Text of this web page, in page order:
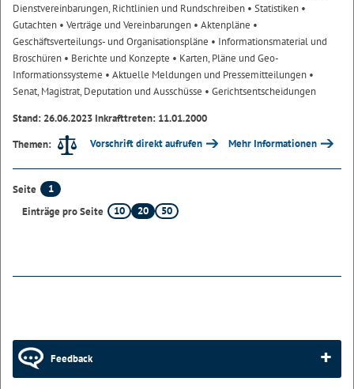
Dienstvereinbarungen, Richtlinien und Rundschreiben • Statistiken •
Gutachten • Verträge und Vereinbarungen • Aktenpläne •
Geschäftsverteilungs- und Organisationspläne • Informationsmaterial und
Broschüren • Berichte und Konzepte • Karten, Pläne und Geo-
Informationssysteme • Aktuelle Meldungen und Pressemitteilungen •
Senat, Magistrat, Deputation und Ausschüsse • Gerichtsentscheidungen
Stand: 26.06.2023 Inkrafttreten: 11.01.2000
Themen:
Vorschrift direkt aufrufen Mehr Informationen
Seite
1
Einträge pro Seite
10 20 50
Feedback